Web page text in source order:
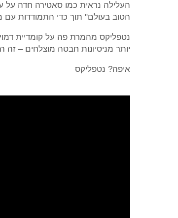
העלילה נראית כמו סאטירה חדה
הטוב בעולם" תוך כדי התמודדות עם
נטפליקס מהמרת פה על קומדיית
יותר מניסיונות חבטה מוצלחים – זה
איפה? נטפליקס